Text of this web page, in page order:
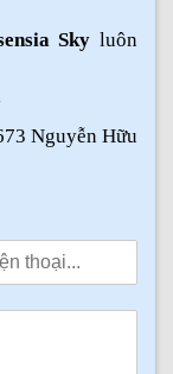
Sky luôn
Nguyễn Hữu